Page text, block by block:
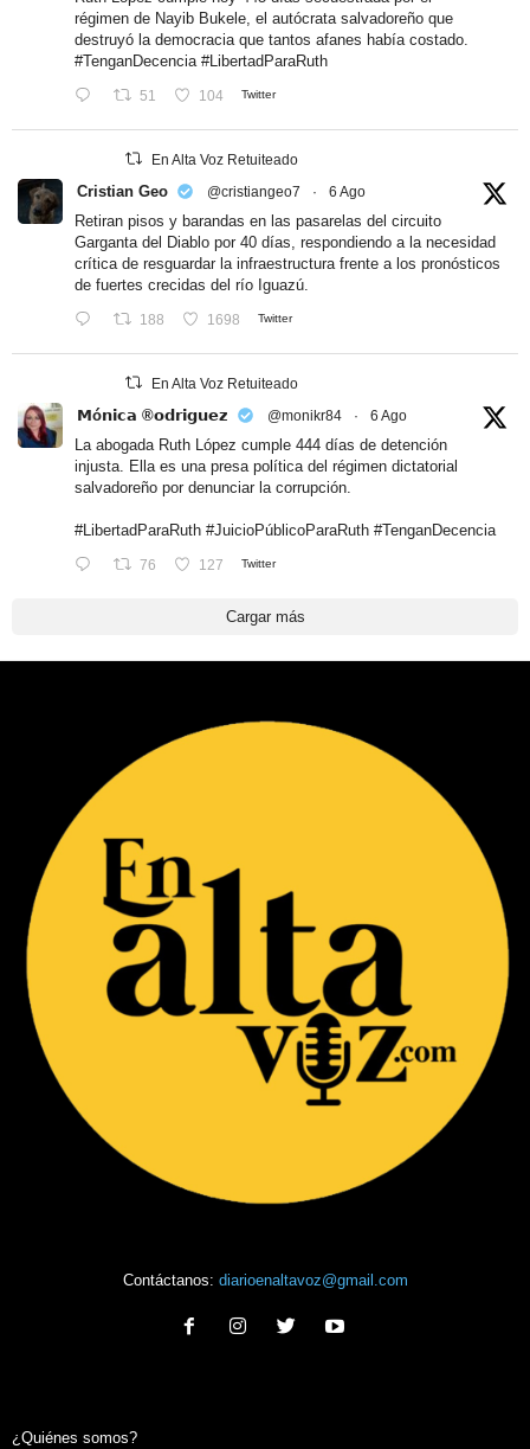
régimen de Nayib Bukele, el autócrata salvadoreño que
destruyó la democracia que tantos afanes había costado.
#TenganDecencia #LibertadParaRuth
51 104 Twitter
En Alta Voz Retuiteado
Cristian Geo @cristiangeo7 · 6 Ago
Retiran pisos y barandas en las pasarelas del circuito
Garganta del Diablo por 40 días, respondiendo a la necesidad
crítica de resguardar la infraestructura frente a los pronósticos
de fuertes crecidas del río Iguazú.
188 1698 Twitter
En Alta Voz Retuiteado
𝗠ó𝗻𝗶𝗰𝗮 ®𝗼𝗱𝗿𝗶𝗴𝘂𝗲𝘇 @monikr84 · 6 Ago
La abogada Ruth López cumple 444 días de detención
injusta. Ella es una presa política del régimen dictatorial
salvadoreño por denunciar la corrupción.
#LibertadParaRuth #JuicioPúblicoParaRuth #TenganDecencia
76 127 Twitter
Cargar más
Contáctanos: diarioenaltavoz@gmail.com
¿Quiénes somos?